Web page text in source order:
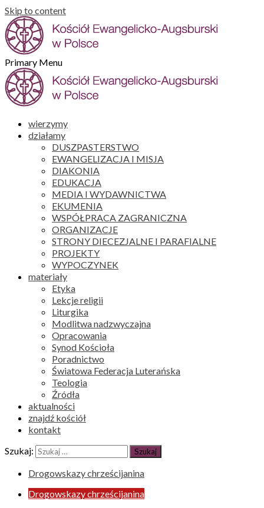
Skip to content
Primary Menu
wierzymy
działamy
DUSZPASTERSTWO
EWANGELIZACJA I MISJA
DIAKONIA
EDUKACJA
MEDIA I WYDAWNICTWA
EKUMENIA
WSPÓŁPRACA ZAGRANICZNA
ORGANIZACJE
STRONY DIECEZJALNE I PARAFIALNE
PROJEKTY
WYPOCZYNEK
materiały
Etyka
Lekcje religii
Liturgika
Modlitwa nadzwyczajna
Opracowania
Synod Kościoła
Poradnictwo
Światowa Federacja Luterańska
Teologia
Źródła
aktualności
znajdź kościół
kontakt
Szukaj:
Drogowskazy chrześcijanina
Drogowskazy chrześcijanina